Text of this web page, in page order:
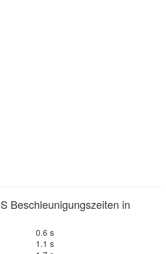
Beschleunigungszeiten in
0.6 s
1.1 s